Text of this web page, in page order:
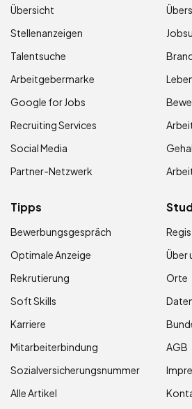
Übersicht
Stellenanzeigen
Talentsuche
Arbeitgebermarke
Google for Jobs
Recruiting Services
Social Media
Partner-Netzwerk
Tipps
Bewerbungsgespräch
Optimale Anzeige
Rekrutierung
Soft Skills
Karriere
Mitarbeiterbindung
Sozialversicherungsnummer
Alle Artikel
Über
Orte
AGB